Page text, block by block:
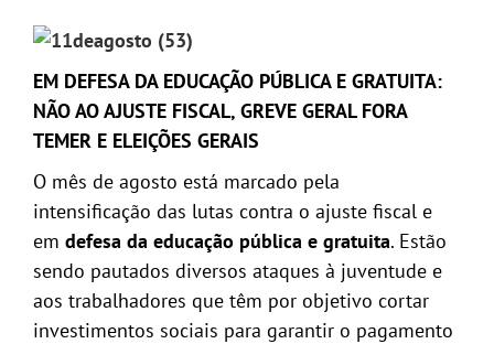
EM DEFESA DA EDUCAÇÃO PÚBLICA E GRATUITA:
NÃO AO AJUSTE FISCAL, GREVE GERAL FORA
TEMER E ELEIÇÕES GERAIS
O mês de agosto está marcado pela
intensificação das lutas contra o ajuste fiscal e
em defesa da educação pública e gratuita. Estão
sendo pautados diversos ataques à juventude e
aos trabalhadores que têm por objetivo cortar
investimentos sociais para garantir o pagamento